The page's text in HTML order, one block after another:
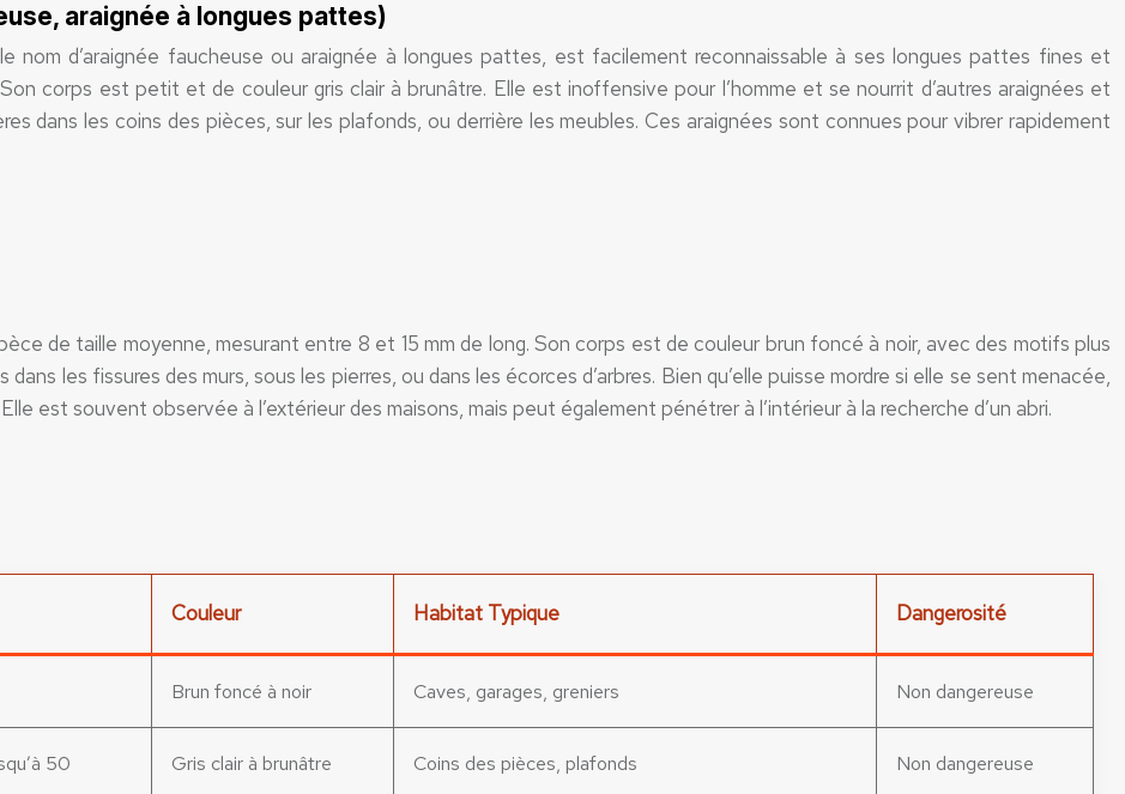
araignée à longues pattes)
nom d’araignée faucheuse ou araignée à longues pattes, est facilement reconnaissable à ses longues pattes fines et
corps est petit et de couleur gris clair à brunâtre. Elle est inoffensive pour l’homme et se nourrit d’autres araignées et
dans les coins des pièces, sur les plafonds, ou derrière les meubles. Ces araignées sont connues pour vibrer rapidement
de taille moyenne, mesurant entre 8 et 15 mm de long. Son corps est de couleur brun foncé à noir, avec des motifs plus
les fissures des murs, sous les pierres, ou dans les écorces d’arbres. Bien qu’elle puisse mordre si elle se sent menacée,
est souvent observée à l’extérieur des maisons, mais peut également pénétrer à l’intérieur à la recherche d’un abri.
Couleur Habitat Typique Dangerosité
Brun foncé à noir Caves, garages, greniers Non dangereuse
50 Gris clair à brunâtre Coins des pièces, plafonds Non dangereuse